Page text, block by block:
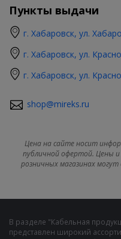
Пункты выдачи
г. Хабаровск, ул.
г. Хабаровск, ул.
г. Хабаровск, ул.
shop@mireks.ru
Цена на сайте носит
публичной офертой. Цены
розничных магазинах
В разделе "Кабельная
представлен широкий